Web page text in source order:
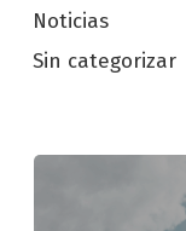
Noticias
Sin categorizar